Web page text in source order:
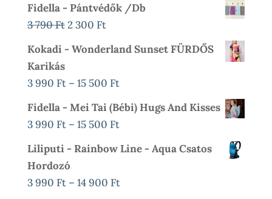
490 Ft
17
Fidella - Pántvédők /db
3 790Ft Original
Was:
790 Ft.
2 300 FtCurrent
Is:
300 Ft.
Kokadi - Wonderland Sunset FÜRDŐS
Karikás
3 990 Ft – 15 500 FtÁrtartomány:
3
990 Ft
15
Fidella - Mei Tai (bébi) Hugs And Kisses
3 990 Ft – 15 500 FtÁrtartomány:
990 Ft
15
Liliputi - Rainbow Line - Aqua Csatos
Hordozó
3 990 Ft – 14 900 FtÁrtartomány: